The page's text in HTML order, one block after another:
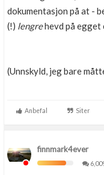
dokumentasjon på at -
(!) lengrehevd på egget
(Unnskyld, jeg bare
Anbefal Siter
finnmark4ever